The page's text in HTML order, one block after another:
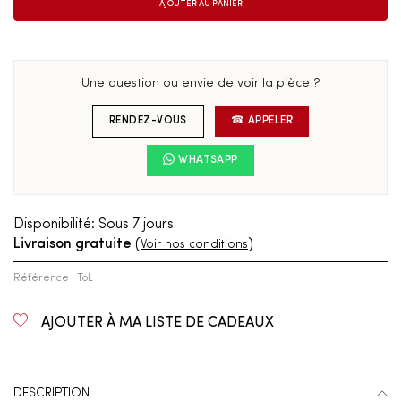
Une question ou envie de voir la pièce ?
RENDEZ-VOUS ☎ APPELER
WHATSAPP
Disponibilité: Sous 7 jours
Livraison gratuite ( Voir nos conditions )
Référence : ToL
AJOUTER À MA LISTE DE CADEAUX
DESCRIPTION